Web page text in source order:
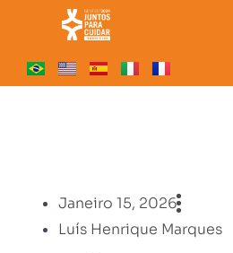
Janeiro 15, 2026
Luís Henrique Marques